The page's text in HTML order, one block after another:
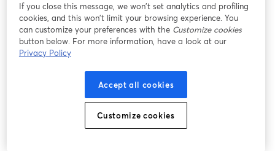
If you close this message, we won’t set analytics and profiling
cookies, and this won’t limit your browsing experience. You
can customize your preferences with the Customize cookies
button below. For more information, have a look at our
Privacy Policy
Accept all cookies
Customize cookies